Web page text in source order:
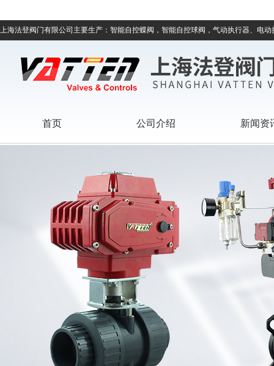
上海法登阀门有限公司主要生产：智能自控蝶阀，智能自控球阀，气动执行器、电
首页 公司介绍 新闻资